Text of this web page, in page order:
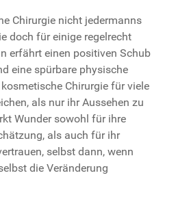
Chirurgie nicht jedermanns
doch für einige regelrecht
erfährt einen positiven Schub
eine spürbare physische
Chirurgie für viele
als nur ihr Aussehen zu
Wunder sowohl für ihre
als auch für ihr
selbst dann, wenn
die Veränderung